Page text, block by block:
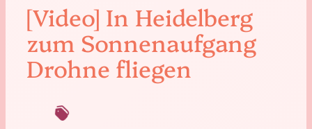
[Video] In Heidelberg
zum Sonnenaufgang
Drohne fliegen